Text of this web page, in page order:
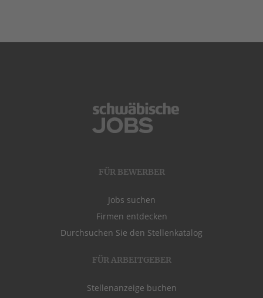
FÜR BEWERBER
Jobs suchen
Firmen entdecken
Durchsuchen Sie den Stellenkatalog
FÜR ARBEITGEBER
Stellenanzeige buchen